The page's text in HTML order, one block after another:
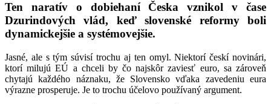
Ten naratív o dobiehaní Česka vznikol v čase
Dzurindových vlád, keď slovenské reformy boli
dynamickejšie a systémovejšie.
Jasné, ale s tým súvisí trochu aj ten omyl. Niektorí českí novinári,
ktorí milujú EÚ a chceli by čo najskôr zaviesť euro, sa zároveň
chytajú každého náznaku, že Slovensko vďaka zavedeniu eura
výrazne prosperuje. Je to trochu účelovo používaný argument.